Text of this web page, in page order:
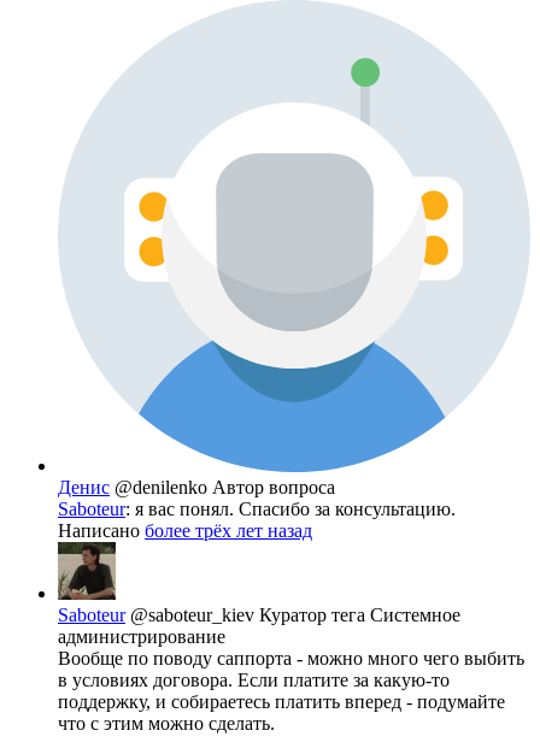
Денис @denilenko Автор вопроса
Saboteur: я вас понял. Спасибо за консультацию.
Написано более трёх лет назад
Saboteur @saboteur_kiev Куратор тега Системное
администрирование
Вообще по поводу саппорта - можно много чего выбить
в условиях договора. Если платите за какую-то
поддержку, и собираетесь платить вперед - подумайте
что с этим можно сделать.